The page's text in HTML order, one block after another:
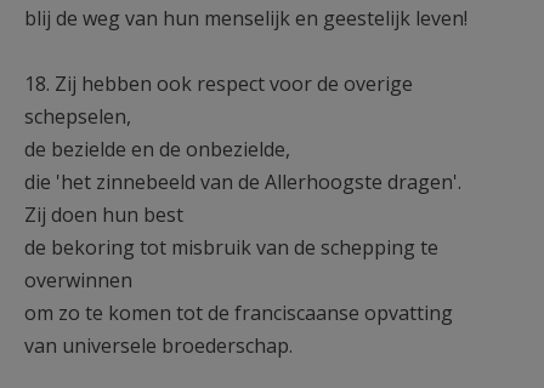
blij de weg van hun menselijk en geestelijk leven!
18. Zij hebben ook respect voor de overige
schepselen,
de bezielde en de onbezielde,
die 'het zinnebeeld van de Allerhoogste dragen'.
Zij doen hun best
de bekoring tot misbruik van de schepping te
overwinnen
om zo te komen tot de franciscaanse opvatting
van universele broederschap.